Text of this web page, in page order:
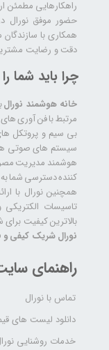
راهکارهایی مطمئن
حضور موفق نورال
همکاری با
دقت و رضایت
راهنمای
تماس با نورال
دانلود لیست های
خدمات روشنایی
چرا باید شما
خانه هوشمند نورال
مرتبط با فن آوری
بی سیم و پروتکل
سیستم های صوتی
هوشمند مدیریت
کننده دسترسی شما
تاسیسات الکتریکی
بالاترین کیفیت
نورال شریک کیفی و